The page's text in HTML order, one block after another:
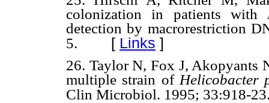
colonization in patients with
detection by macrorestriction
5. [ Links ]
26. Taylor N, Fox J, Akopyants
multiple strain of Helicobacter
Clin Microbiol. 1995; 33:918-